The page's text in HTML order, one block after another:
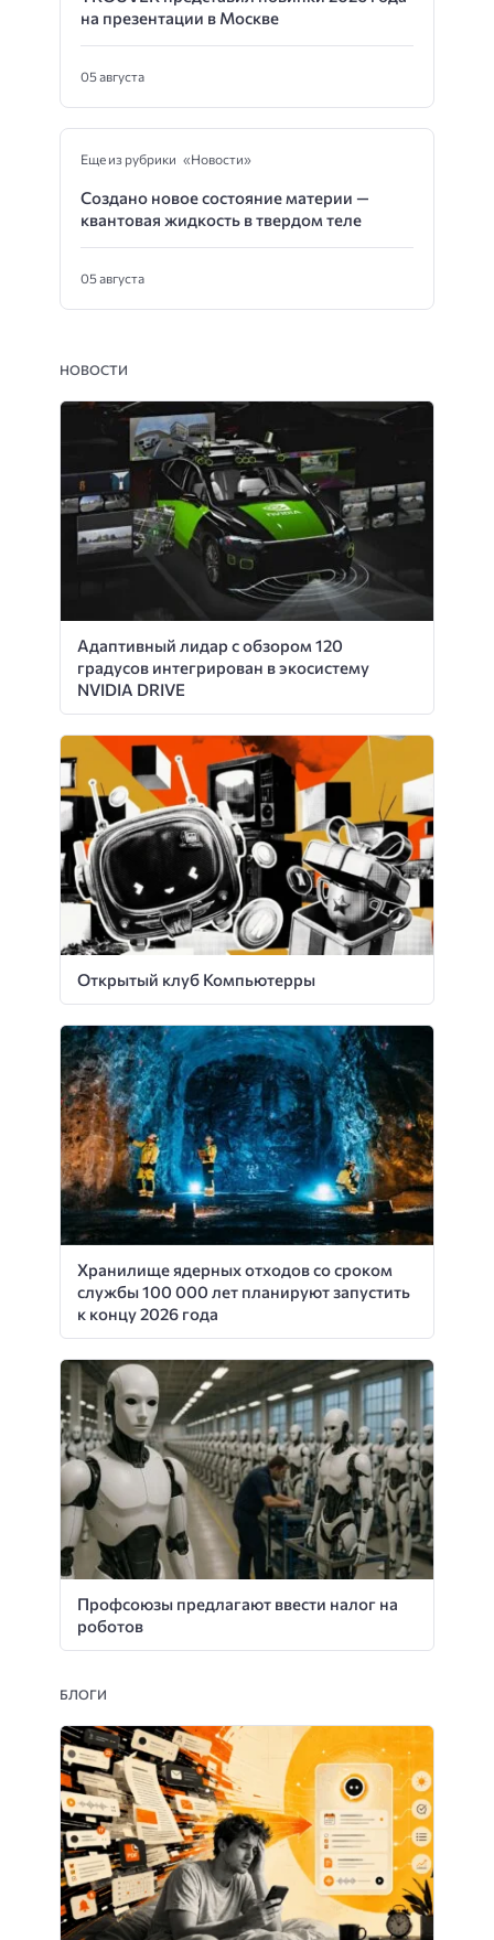
на презентации в Москве
05 августа
Еще из рубрики «Новости»
Создано новое состояние материи —
квантовая жидкость в твердом теле
05 августа
НОВОСТИ
Адаптивный лидар с обзором 120
градусов интегрирован в экосистему
NVIDIA DRIVE
Открытый клуб Компьютерры
Хранилище ядерных отходов со сроком
службы 100 000 лет планируют запустить
к концу 2026 года
Профсоюзы предлагают ввести налог на
роботов
БЛОГИ